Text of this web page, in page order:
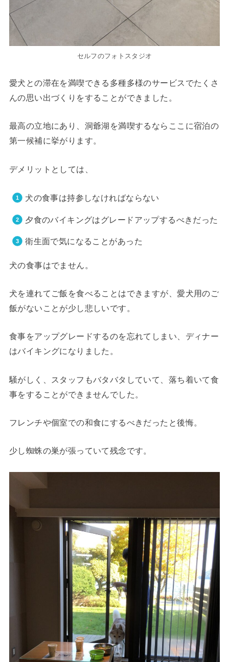
セルフのフォトスタジオ
愛犬との滞在を満喫できる多種多様のサービスでたくさ
んの思い出づくりをすることができました。
最高の立地にあり、洞爺湖を満喫するならここに宿泊の
第一候補に挙がります。
デメリットとしては、
犬の食事は持参しなければならない
夕食のバイキングはグレードアップするべきだった
衛生面で気になることがあった
犬の食事はでません。
犬を連れてご飯を食べることはできますが、愛犬用のご
飯がないことが少し悲しいです。
食事をアップグレードするのを忘れてしまい、ディナー
はバイキングになりました。
騒がしく、スタッフもバタバタしていて、落ち着いて食
事をすることができませんでした。
フレンチや個室での和食にするべきだったと後悔。
少し蜘蛛の巣が張っていて残念です。